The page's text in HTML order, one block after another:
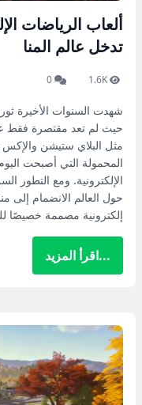
ألعاب الرياضات
تدخل عالم المنا
1.6K
0
شهدت السنوات الأخيرة
حيث لم تعد مقتصرة فقط
مثل البلاي ستيشن
المحمولة التي أصبحت
الإلكترونية. ومع التطور
حول العالم الانضمام
إلكترونية مصممة خصيصًا
...اقرأ المزيد